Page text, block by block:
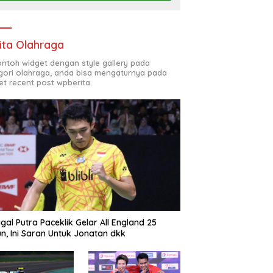
Olahraga
widget dengan style gallery pada
olahraga, anda bisa mengaturnya pada
recent post wpberita.
Putra Paceklik Gelar All England 25
Ini Saran Untuk Jonatan dkk